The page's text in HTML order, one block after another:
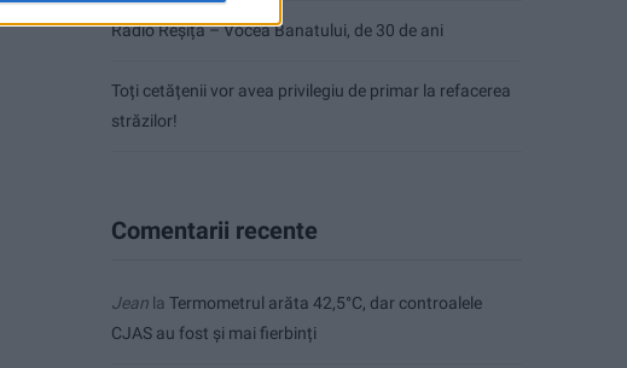
Radio Reșița – Vocea Banatului, de 30 de ani
Toți cetățenii vor avea privilegiu de primar la refacerea
străzilor!
Comentarii recente
Jean la Termometrul arăta 42,5°C, dar controalele
CJAS au fost și mai fierbinți